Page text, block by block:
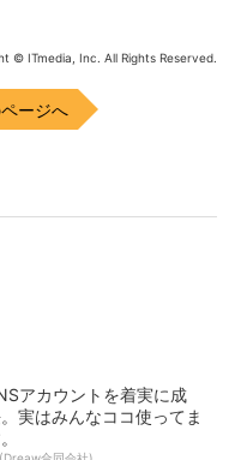
© ITmedia, Inc. All Rights Reserved.
ージへ
アカウントを着実に成
実はみんなココ使ってま